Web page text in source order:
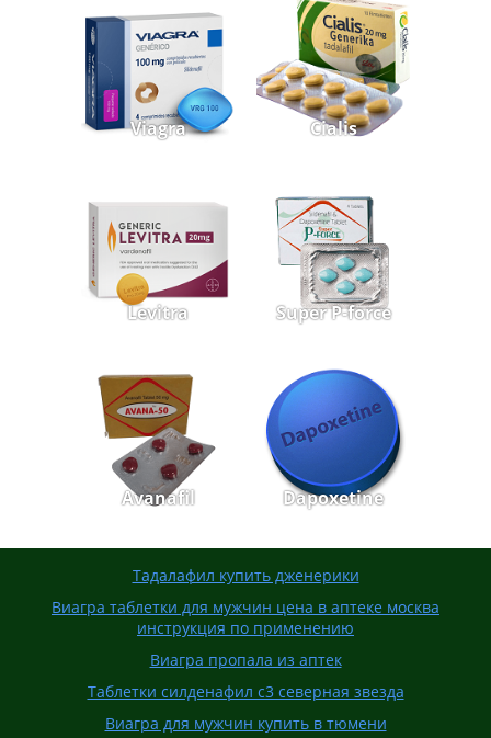
Viagra Cialis
Levitra Super P-force
Avanafil Dapoxetine
Тадалафил купить дженерики
Виагра таблетки для мужчин цена в аптеке москва
инструкция по применению
Виагра пропала из аптек
Таблетки силденафил с3 северная звезда
Виагра для мужчин купить в тюмени